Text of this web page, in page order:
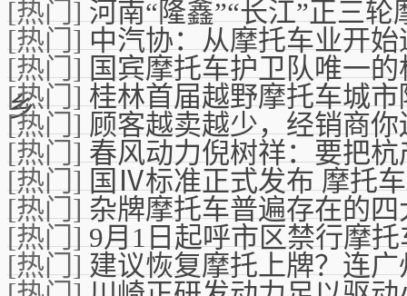
[热门]河南“隆鑫”“长江”正三
[热门]中汽协：从摩托车业开
[热门]国宾摩托车护卫队唯一
乡
[热门]桂林首届越野摩托车城
[热门]顾客越卖越少，经销商
[热门]春风动力倪树祥：要把
[热门]国Ⅳ标准正式发布 摩托
[热门]杂牌摩托车普遍存在的
[热门]9月1日起呼市区禁行摩托
[热门]建议恢复摩托上牌？连